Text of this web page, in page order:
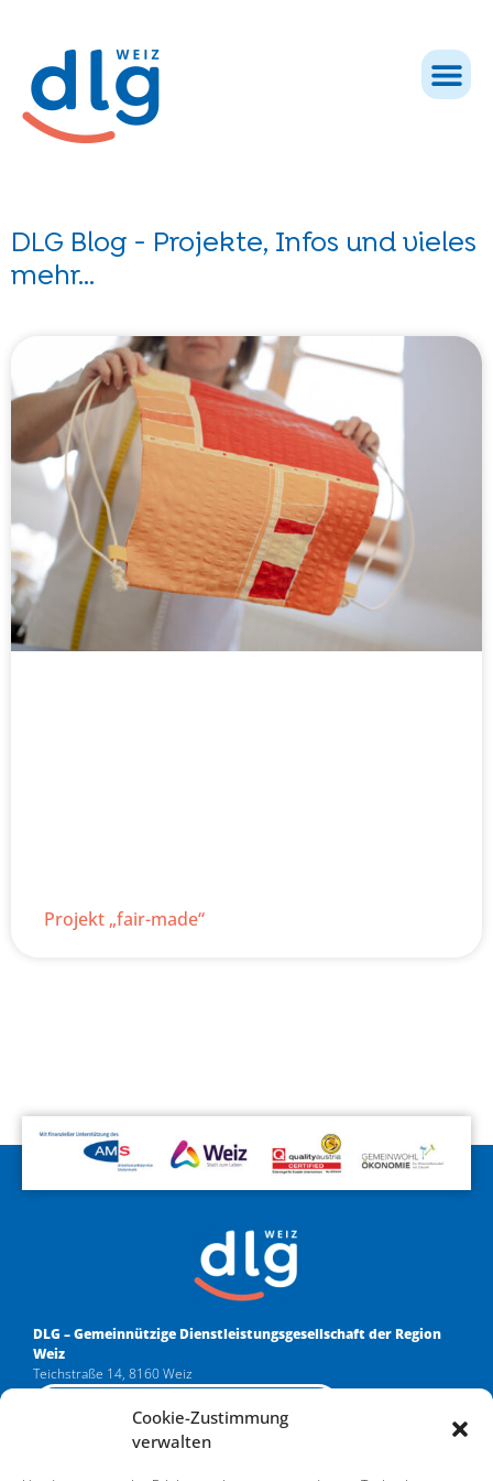
Cookie-Zustimmung
verwalten
DLG Blog - Projekte, Infos und vieles
mehr...
Projekt „fair-made“
DLG – Gemeinnützige Dienstleistungsgesellschaft der Region
Weiz
Teichstraße 14, 8160 Weiz
Anfahrt Google Maps